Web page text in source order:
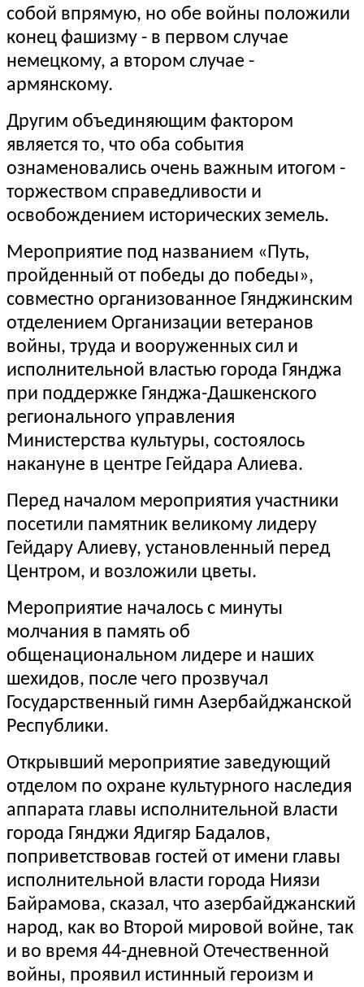
собой впрямую, но обе войны положили
конец фашизму - в первом случае
немецкому, а втором случае -
армянскому.
Другим объединяющим фактором
является то, что оба события
ознаменовались очень важным итогом -
торжеством справедливости и
освобождением исторических земель.
Мероприятие под названием «Путь,
пройденный от победы до победы»,
совместно организованное Гянджинским
отделением Организации ветеранов
войны, труда и вооруженных сил и
исполнительной властью города Гянджа
при поддержке Гянджа-Дашкенского
регионального управления
Министерства культуры, состоялось
накануне в центре Гейдара Алиева.
Перед началом мероприятия участники
посетили памятник великому лидеру
Гейдару Алиеву, установленный перед
Центром, и возложили цветы.
Мероприятие началось с минуты
молчания в память об
общенациональном лидере и наших
шехидов, после чего прозвучал
Государственный гимн Азербайджанской
Республики.
Открывший мероприятие заведующий
отделом по охране культурного наследия
аппарата главы исполнительной власти
города Гянджи Ядигяр Бадалов,
поприветствовав гостей от имени главы
исполнительной власти города Ниязи
Байрамова, сказал, что азербайджанский
народ, как во Второй мировой войне, так
и во время 44-дневной Отечественной
войны, проявил истинный героизм и